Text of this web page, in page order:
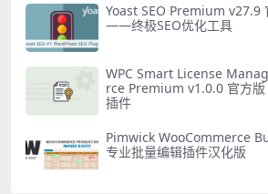
Yoast SEO Premium v27.9
——终极SEO优化工具
WPC Smart License
rce Premium v1.0.0 官方版
插件
Pimwick WooCommerce
专业批量编辑插件汉化版